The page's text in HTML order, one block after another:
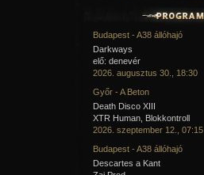
Budapest - A38 állóhajó
Darkways
elő: denevér
2026. augusztus 30., 18:30
Győr - A Beton
Death Disco XIII
XTR Human, Blokkontroll
2026. szeptember 12., 07:15
Budapest - A38 állóhajó
Descartes a Kant